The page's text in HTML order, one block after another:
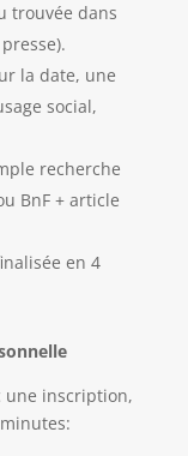
trouvée dans
la date, une
social,
recherche
BnF + article
en 4
une inscription,